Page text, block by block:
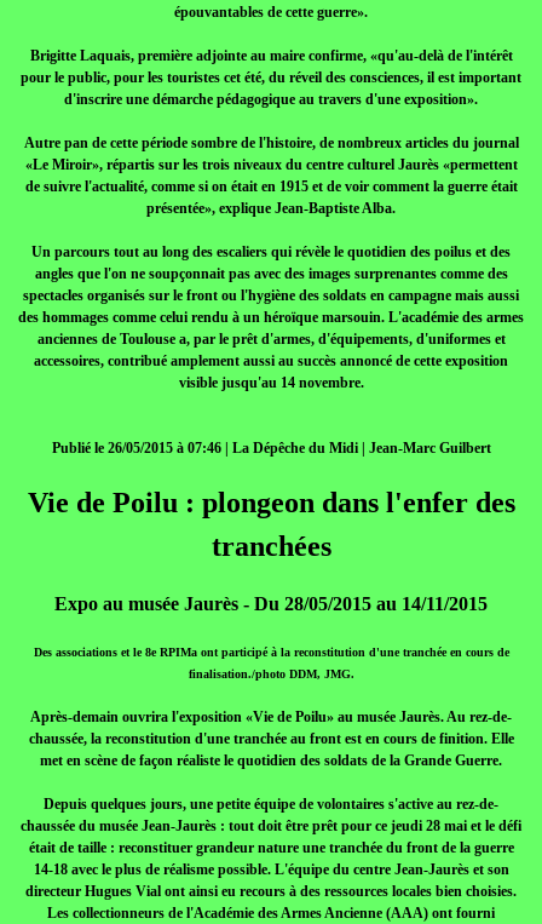
épouvantables de cette guerre».
Brigitte Laquais, première adjointe au maire confirme, «qu'au-delà de l'intérêt
pour le public, pour les touristes cet été, du réveil des consciences, il est important
d'inscrire une démarche pédagogique au travers d'une exposition».
Autre pan de cette période sombre de l'histoire, de nombreux articles du journal
«Le Miroir», répartis sur les trois niveaux du centre culturel Jaurès «permettent
de suivre l'actualité, comme si on était en 1915 et de voir comment la guerre était
présentée», explique Jean-Baptiste Alba.
Un parcours tout au long des escaliers qui révèle le quotidien des poilus et des
angles que l'on ne soupçonnait pas avec des images surprenantes comme des
spectacles organisés sur le front ou l'hygiène des soldats en campagne mais aussi
des hommages comme celui rendu à un héroïque marsouin. L'académie des armes
anciennes de Toulouse a, par le prêt d'armes, d'équipements, d'uniformes et
accessoires, contribué amplement aussi au succès annoncé de cette exposition
visible jusqu'au 14 novembre.
Publié le 26/05/2015 à 07:46 | La Dépêche du Midi | Jean-Marc Guilbert
Vie de Poilu : plongeon dans l'enfer des
tranchées
Expo au musée Jaurès - Du 28/05/2015 au 14/11/2015
Des associations et le 8e RPIMa ont participé à la reconstitution d'une tranchée en cours de
finalisation./photo DDM, JMG.
Après-demain ouvrira l'exposition «Vie de Poilu» au musée Jaurès. Au rez-de-
chaussée, la reconstitution d'une tranchée au front est en cours de finition. Elle
met en scène de façon réaliste le quotidien des soldats de la Grande Guerre.
Depuis quelques jours, une petite équipe de volontaires s'active au rez-de-
chaussée du musée Jean-Jaurès : tout doit être prêt pour ce jeudi 28 mai et le défi
était de taille : reconstituer grandeur nature une tranchée du front de la guerre
14-18 avec le plus de réalisme possible. L'équipe du centre Jean-Jaurès et son
directeur Hugues Vial ont ainsi eu recours à des ressources locales bien choisies.
Les collectionneurs de l'Académie des Armes Ancienne (AAA) ont fourni